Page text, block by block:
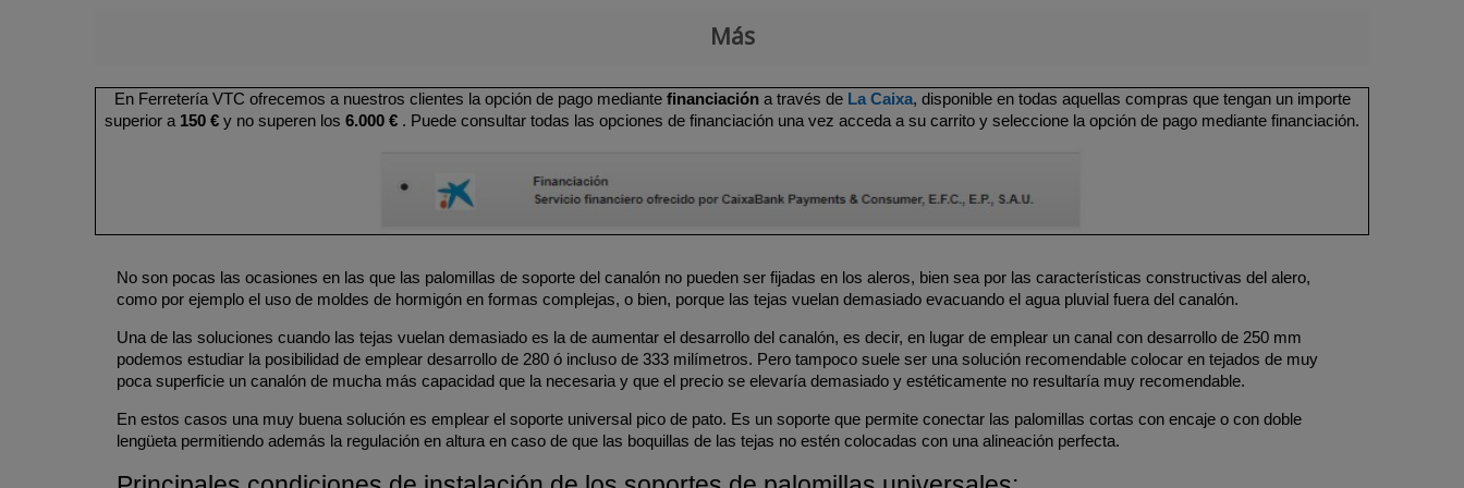
Más
En Ferretería VTC ofrecemos a nuestros clientes la opción de pago mediante financiacióna través de La Caixa, disponible en todas aquellas compras que tengan un importe
superior a 150 € y no superen los 6.000 € . Puede consultar todas las opciones de financiación una vez acceda a su carrito y seleccione la opción de pago mediante financiación.
No son pocas las ocasiones en las que las palomillas de soporte del canalón no pueden ser fijadas en los aleros, bien sea por las características constructivas del alero,
como por ejemplo el uso de moldes de hormigón en formas complejas, o bien, porque las tejas vuelan demasiado evacuando el agua pluvial fuera del canalón.
Una de las soluciones cuando las tejas vuelan demasiado es la de aumentar el desarrollo del canalón, es decir, en lugar de emplear un canal con desarrollo de 250 mm
podemos estudiar la posibilidad de emplear desarrollo de 280 ó incluso de 333 milímetros. Pero tampoco suele ser una solución recomendable colocar en tejados de muy
poca superficie un canalón de mucha más capacidad que la necesaria y que el precio se elevaría demasiado y estéticamente no resultaría muy recomendable.
En estos casos una muy buena solución es emplear el soporte universal pico de pato. Es un soporte que permite conectar las palomillas cortas con encaje o con doble
lengüeta permitiendo además la regulación en altura en caso de que las boquillas de las tejas no estén colocadas con una alineación perfecta.